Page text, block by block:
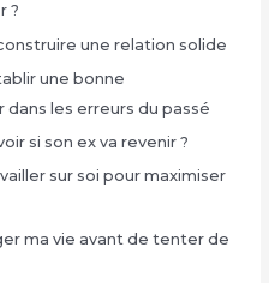
?
une relation solide
une bonne
les erreurs du passé
si son ex va revenir ?
sur soi pour maximiser
ma vie avant de tenter de